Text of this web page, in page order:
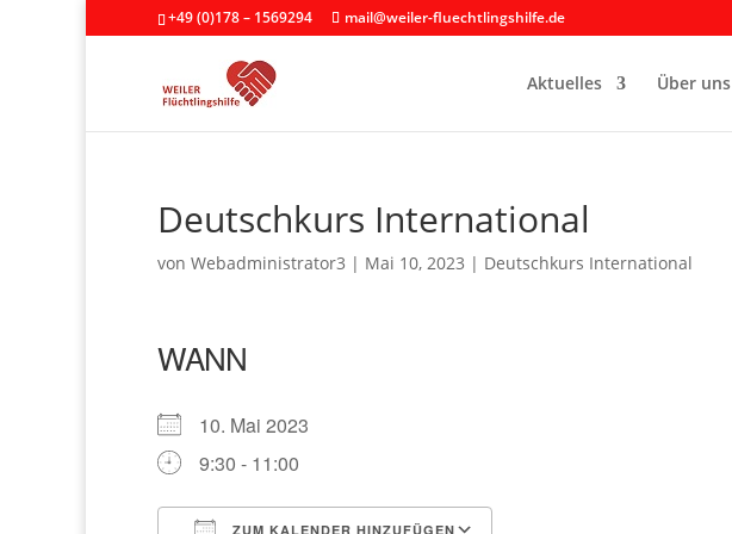
+49 (0)178 – 1569294 mail@weiler-fluechtlingshilfe.de
Aktuelles Über uns
Deutschkurs International
von Webadministrator3 | Mai 10, 2023 | Deutschkurs International
WANN
10. Mai 2023
9:30 - 11:00
ZUM KALENDER HINZUFÜGEN